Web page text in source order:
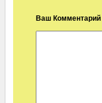
Ваш Комментарий